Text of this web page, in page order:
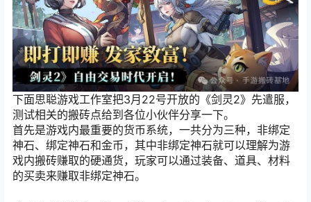
下面思聪游戏工作室把3月22号开放的《剑灵2》先遣服，
测试相关的搬砖点给到各位小伙伴分享一下。
首先是游戏内最重要的货币系统，一共分为三种，非绑定
神石、绑定神石和金币，其中非绑定神石就可以理解为游
戏内搬砖赚取的硬通货，玩家可以通过装备、道具、材料
的买卖来赚取非绑定神石。